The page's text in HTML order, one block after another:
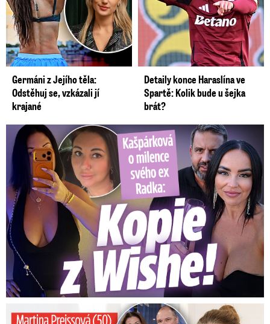
Germáni z Jejího těla:
Odstěhuj se, vzkázali jí
krajané
Detaily konce Haraslína ve
Spartě: Kolik bude u šejka
brát?
Kašpárková o milence svého ex Radka: Kopie z Wishe!
Preissová (50) v obsáhlé zpovědi: Poprvé o operaci manžela